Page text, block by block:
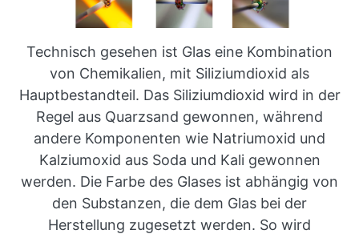
Technisch gesehen ist Glas eine Kombination
von Chemikalien, mit Siliziumdioxid als
Hauptbestandteil. Das Siliziumdioxid wird in der
Regel aus Quarzsand gewonnen, während
andere Komponenten wie Natriumoxid und
Kalziumoxid aus Soda und Kali gewonnen
werden. Die Farbe des Glases ist abhängig von
den Substanzen, die dem Glas bei der
Herstellung zugesetzt werden. So wird